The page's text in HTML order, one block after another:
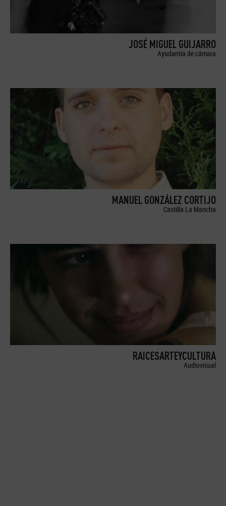
JOSÉ MIGUEL GUIJARRO
Ayudantía de cámara
MANUEL GONZÁLEZ CORTIJO
Castilla La Mancha
RAICESARTEYCULTURA
Audiovisual